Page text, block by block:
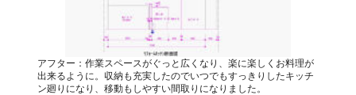
アフター：作業スペースがぐっと広くなり、楽に楽しくお料理が
出来るように。収納も充実したのでいつでもすっきりしたキッチ
ン廻りになり、移動もしやすい間取りになりました。